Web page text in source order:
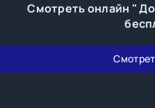
Смотреть онлайн "